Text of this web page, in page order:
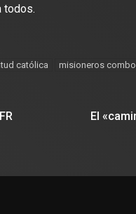
todos.
católica misioneros
El